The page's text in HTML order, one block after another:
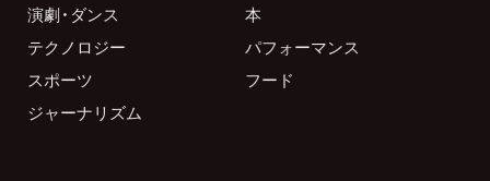
演劇・ダンス
本
テクノロジー
パフォーマンス
スポーツ
フード
ジャーナリズム